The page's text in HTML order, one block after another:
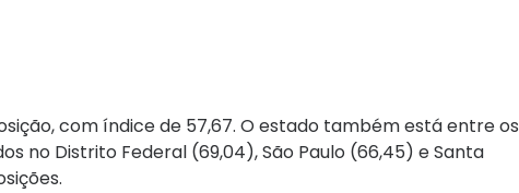
com índice de 57,67. O estado também está entre os
no Distrito Federal (69,04), São Paulo (66,45) e Santa